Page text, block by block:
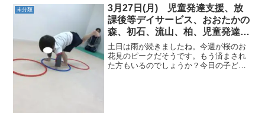
さん！難しかったけどバランス取りなが
ら頑張ったね...
未分類
3月27日(月) 児童発達支援、放
課後等デイサービス、おおたかの
森、初石、流山、柏、児童発達障
害 運動療育 柳沢運動プログラ
ム こども発達気になる 発達障
害 放デイ 自閉症 ADHD ア
土日は雨が続きましたね。今週が桜のお
花見のピークだそうです。もう済まされ
た方もいるのでしょうか？今日の子ども